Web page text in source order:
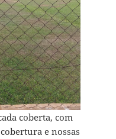
coberta, com
e nossas